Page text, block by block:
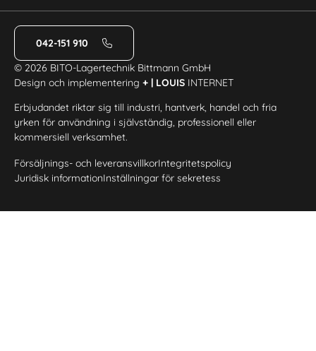
042-151 910
© 2026 BITO-Lagertechnik Bittmann GmbH
Design och implementering+ | LOUIS INTERNET
Erbjudandet riktar sig till industri, hantverk, handel och fria
yrken för användning i självständig, professionell eller
kommersiell verksamhet.
Försäljnings- och leveransvillkorIntegritetspolicy
Juridisk informationInställningar för sekretess